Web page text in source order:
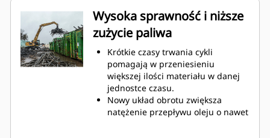
Wysoka sprawność i niższe
zużycie paliwa
Krótkie czasy trwania cykli
pomagają w przeniesieniu
większej ilości materiału w danej
jednostce czasu.
Nowy układ obrotu zwiększa
natężenie przepływu oleju o nawet